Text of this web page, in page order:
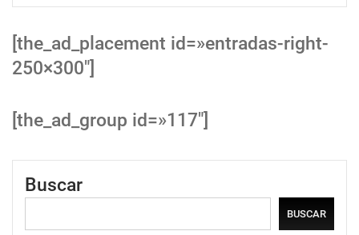
[the_ad_placement id=»entradas-right-
250×300″]
[the_ad_group id=»117″]
Buscar
BUSCAR